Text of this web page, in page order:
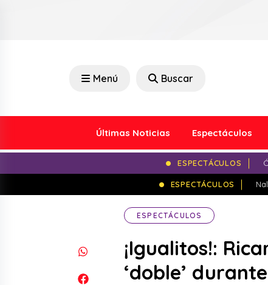
Menú Buscar
Últimas Noticias Espectáculos
ESPECTÁCULOS
ESPECTÁCULOS
ESPECTÁCULOS
¡Igualitos!:
‘doble’